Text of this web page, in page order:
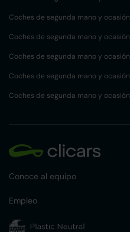
Coches de segunda mano y ocasión
Coches de segunda mano y ocasión
Coches de segunda mano y ocasión
Coches de segunda mano y ocasión
Coches de segunda mano y ocasión
Conoce al equipo
Empleo